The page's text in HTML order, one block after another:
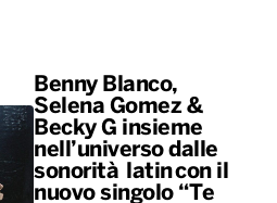
Benny Blanco,
Selena Gomez &
Becky G insieme
nell’universo dalle
sonorità latin con il
nuovo singolo “Te